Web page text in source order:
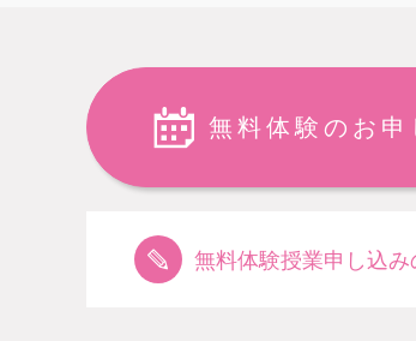
無料体験のお申
無料体験授業申し込み